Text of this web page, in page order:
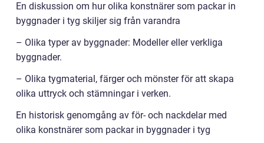
En diskussion om hur olika konstnärer som packar in
byggnader i tyg skiljer sig från varandra
– Olika typer av byggnader: Modeller eller verkliga
byggnader.
– Olika tygmaterial, färger och mönster för att skapa
olika uttryck och stämningar i verken.
En historisk genomgång av för- och nackdelar med
olika konstnärer som packar in byggnader i tyg